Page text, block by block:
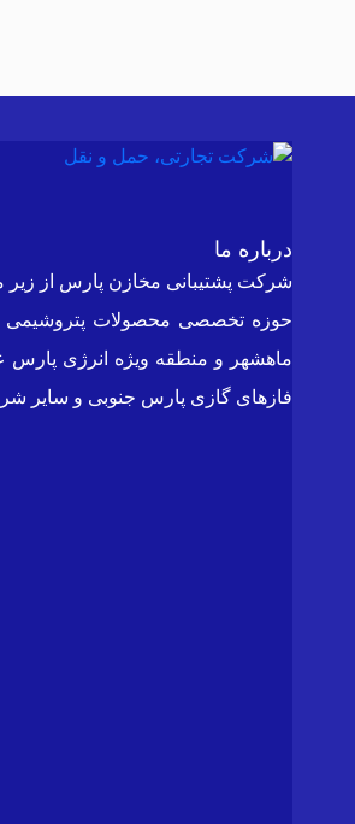
درباره ما
ماهشهر و منطقه ویژه انرژی پارس
فازهای گازی پارس جنوبی و سایر